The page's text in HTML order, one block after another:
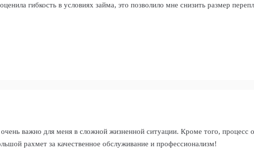
гибкость в условиях займа, это позволило мне снизить размер
важно для меня в сложной жизненной ситуации. Кроме того,
рахмет за качественное обслуживание и профессионализм!